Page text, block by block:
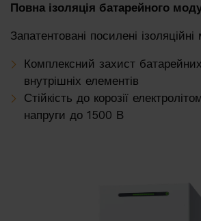
Повна ізоляція батарейного
Запатентовані посилені ізоляційні
Комплексний захист
внутрішніх елементів
Стійкість до корозії
напруги до 1500 В